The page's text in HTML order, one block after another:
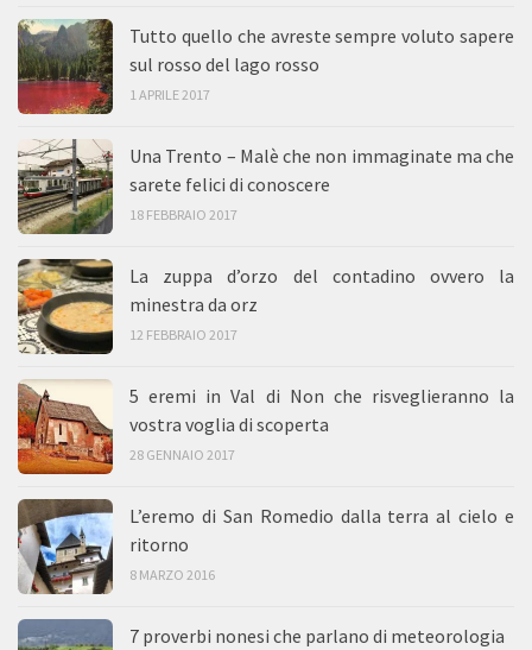
Tutto quello che avreste sempre voluto sapere
sul rosso del lago rosso
1 APRILE 2017
Una Trento – Malè che non immaginate ma che
sarete felici di conoscere
18 FEBBRAIO 2017
La zuppa d’orzo del contadino ovvero la
minestra da orz
12 FEBBRAIO 2017
5 eremi in Val di Non che risveglieranno la
vostra voglia di scoperta
28 GENNAIO 2017
L’eremo di San Romedio dalla terra al cielo e
ritorno
8 MARZO 2016
7 proverbi nonesi che parlano di meteorologia